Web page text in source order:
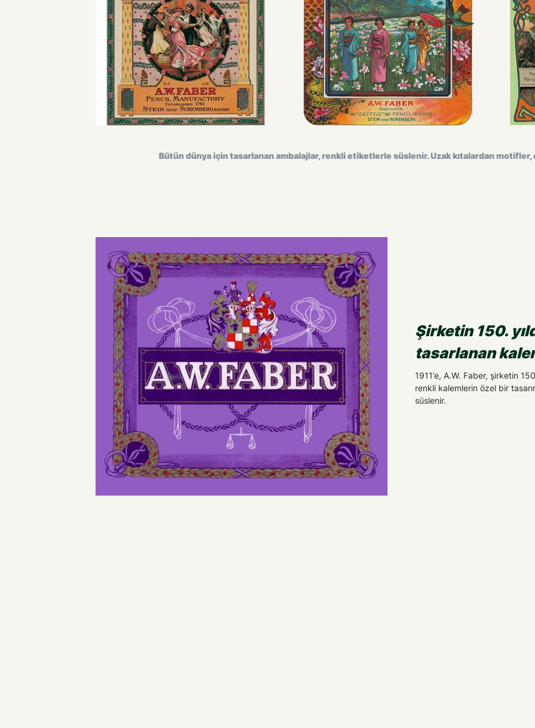
Bütün dünya için tasarlanan ambalajlar, renkli etiketlerle süslenir. Uzak kıtalardan motifler,
Şirketin 150.
tasarlanan
1911’e, A.W. Faber, şirketin
renkli kalemlerin özel bir
süslenir.